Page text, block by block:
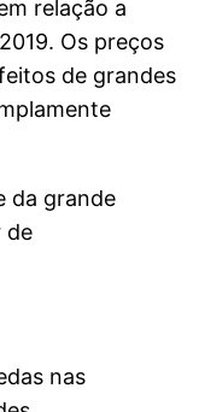
relação a
Os preços
de grandes
da grande
de
nas